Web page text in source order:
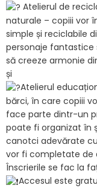
Atelierul de
naturale – copiii vor
simple și reciclabile
personaje fantastice
să creeze armonie
și
Atelierul
bărci, în care copiii
face parte dintr-un
poate fi organizat în
canotci adevărate
vor fi completate de
Înscrierile se fac la
Accesul este